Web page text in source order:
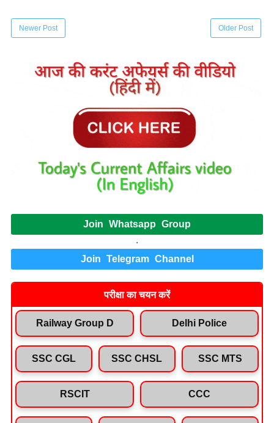
Newer Post Older Post
Join Whatsapp Group
.
Join Telegram Channel
परीक्षा का चयन करें
Railway Group D Delhi Police
SSC CGL SSC CHSL SSC MTS
RSCIT CCC